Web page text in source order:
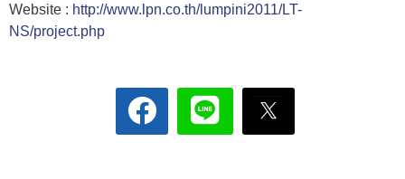
Website : http://www.lpn.co.th/lumpini2011/LT-
NS/project.php